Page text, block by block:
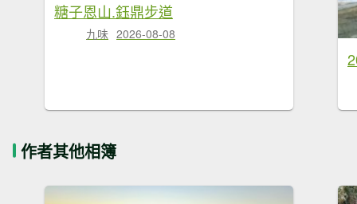
糖子恩山.鈺鼎步道
九味 2026-08-08
作者其他相簿